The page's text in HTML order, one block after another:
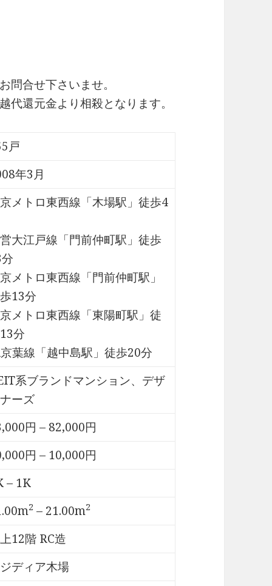
合せ下さいませ。
還元金より相殺となります。
戸
年3月
メトロ東西線「木場駅」徒歩4
大江戸線「門前仲町駅」徒歩
メトロ東西線「門前仲町駅」
13分
メトロ東西線「東陽町駅」徒
分
京葉線「越中島駅」徒歩20分
系ブランドマンション、デザ
ーズ
円 – 82,000円
円 – 10,000円
– 1K
2 – 21.00m2
12階 RC造
ディア木場